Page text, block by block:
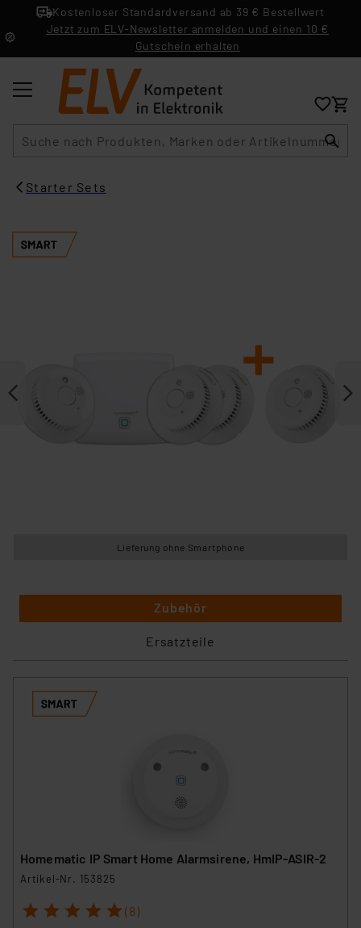
Kostenloser Standardversand ab 39 € Bestellwert
Jetzt zum ELV-Newsletter anmelden und einen 10 €
Gutschein erhalten
Starter Sets
Lieferung ohne Smartphone
Zubehör
Ersatzteile
Homematic IP Smart Home Alarmsirene, HmIP-ASIR-2
Artikel-Nr. 153825
1 2 3 4 5 (8)